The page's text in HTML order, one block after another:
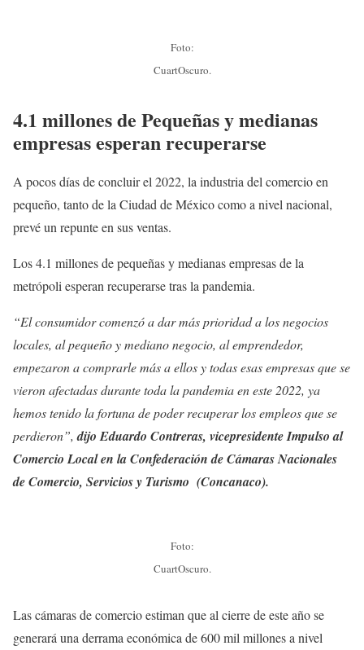
Foto:
CuartOscuro.
4.1 millones de Pequeñas y medianas
empresas esperan recuperarse
A pocos días de concluir el 2022, la industria del comercio en
pequeño, tanto de la Ciudad de México como a nivel nacional,
prevé un repunte en sus ventas.
Los 4.1 millones de pequeñas y medianas empresas de la
metrópoli esperan recuperarse tras la pandemia.
“El consumidor comenzó a dar más prioridad a los negocios
locales, al pequeño y mediano negocio, al emprendedor,
empezaron a comprarle más a ellos y todas esas empresas que se
vieron afectadas durante toda la pandemia en este 2022, ya
hemos tenido la fortuna de poder recuperar los empleos que se
perdieron”,dijo Eduardo Contreras, vicepresidente Impulso al
Comercio Local en la Confederación de Cámaras Nacionales
de Comercio, Servicios y Turismo (Concanaco).
Foto:
CuartOscuro.
Las cámaras de comercio estiman que al cierre de este año se
generará una derrama económica de 600 mil millones a nivel